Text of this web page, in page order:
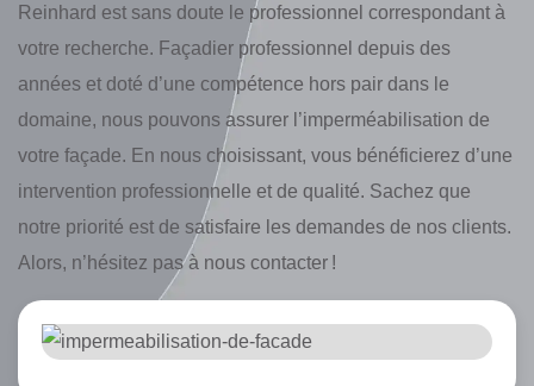
Reinhard est sans doute le professionnel correspondant à
votre recherche. Façadier professionnel depuis des
années et doté d’une compétence hors pair dans le
domaine, nous pouvons assurer l’imperméabilisation de
votre façade. En nous choisissant, vous bénéficierez d’une
intervention professionnelle et de qualité. Sachez que
notre priorité est de satisfaire les demandes de nos clients.
Alors, n’hésitez pas à nous contacter !